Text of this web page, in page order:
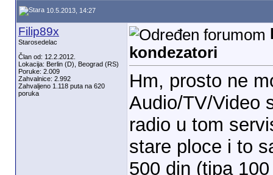
10.5.2013, 14:27
Filip89x
Starosedelac
Član od: 12.2.2012.
Lokacija: Berlin (D), Beograd (RS)
Poruke: 2.009
Zahvalnice: 2.992
Zahvaljeno 1.118 puta na 620
poruka
kondezatori
Hm, prosto ne
Audio/TV/Video
radio u tom
stare ploce i to
500 din (tipa